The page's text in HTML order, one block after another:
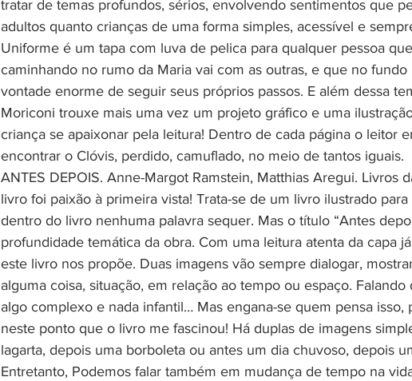
tratar de temas profundos, sérios, envolvendo sentimentos que
adultos quanto crianças de uma forma simples, acessível e
Uniforme é um tapa com luva de pelica para qualquer pessoa
caminhando no rumo da Maria vai com as outras, e que no
vontade enorme de seguir seus próprios passos. E além dessa
Moriconi trouxe mais uma vez um projeto gráfico e uma
criança se apaixonar pela leitura! Dentro de cada página o leitor
encontrar o Clóvis, perdido, camuflado, no meio de tantos iguais.
ANTES DEPOIS. Anne-Margot Ramstein, Matthias Aregui. Livros
livro foi paixão à primeira vista! Trata-se de um livro ilustrado
dentro do livro nenhuma palavra sequer. Mas o título “Antes
profundidade temática da obra. Com uma leitura atenta da capa
este livro nos propõe. Duas imagens vão sempre dialogar,
alguma coisa, situação, em relação ao tempo ou espaço.
algo complexo e nada infantil… Mas engana-se quem pensa isso,
neste ponto que o livro me fascinou! Há duplas de imagens
lagarta, depois uma borboleta ou antes um dia chuvoso, depois
Entretanto, Podemos falar também em mudança de tempo na